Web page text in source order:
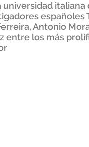
italiana
españoles
Antonio
entre los más